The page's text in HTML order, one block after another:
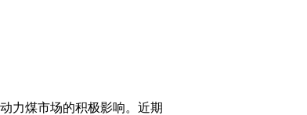
力煤市场的积极影响。近期